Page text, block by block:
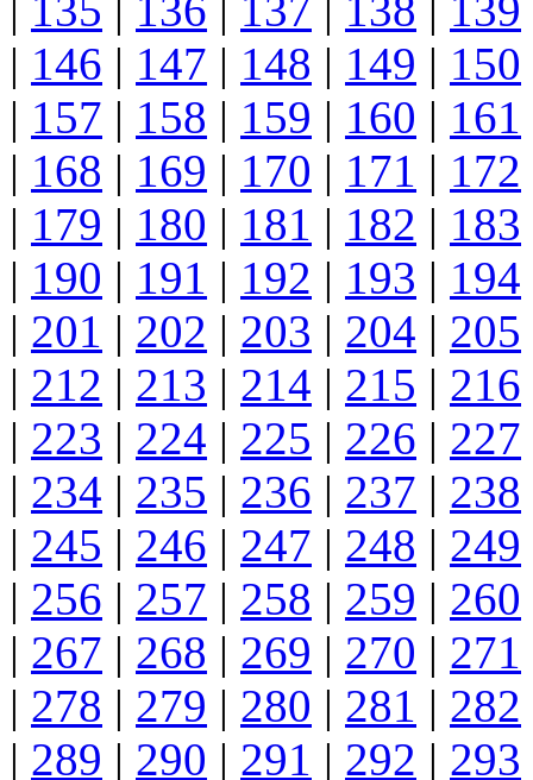
| 146 | 147 | 148 | 149 | 150
| 157 | 158 | 159 | 160 | 161
| 168 | 169 | 170 | 171 | 172
| 179 | 180 | 181 | 182 | 183
| 190 | 191 | 192 | 193 | 194
| 201 | 202 | 203 | 204 | 205
| 212 | 213 | 214 | 215 | 216
| 223 | 224 | 225 | 226 | 227
| 234 | 235 | 236 | 237 | 238
| 245 | 246 | 247 | 248 | 249
| 256 | 257 | 258 | 259 | 260
| 267 | 268 | 269 | 270 | 271
| 278 | 279 | 280 | 281 | 282
| 289 | 290 | 291 | 292 | 293